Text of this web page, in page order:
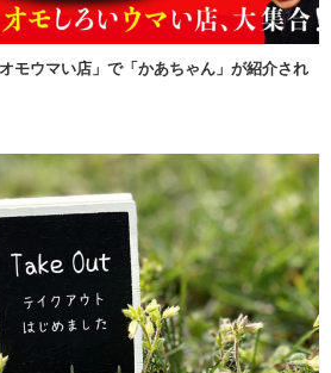
モウマい店」で「かあちゃん」が紹介され